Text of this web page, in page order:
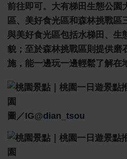
前往即可。大有梯田生態公園
區、美好食光區和森林挑戰區
與美好食光區包括水梯田、生
貌；至於森林挑戰區則提供磨
施，能一邊玩一邊輕鬆了解在
圖／IG@dian_tsou